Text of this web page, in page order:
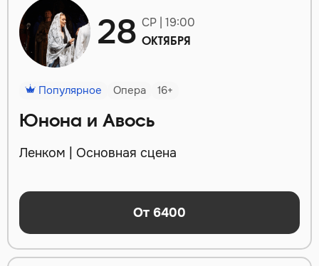
28 СР | 19:00
ОКТЯБРЯ
Популярное Опера 16+
Юнона и Авось
Ленком | Основная сцена
От 6400